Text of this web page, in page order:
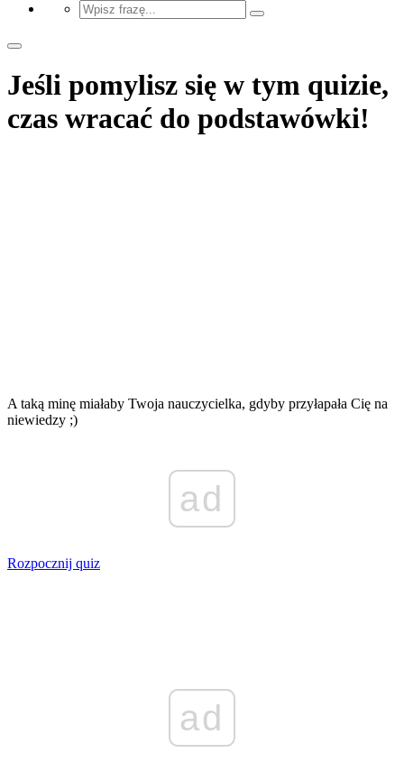
Jeśli pomylisz się w tym quizie,
czas wracać do podstawówki!
A taką minę miałaby Twoja nauczycielka, gdyby przyłapała Cię na
niewiedzy ;)
ad
Rozpocznij quiz
ad